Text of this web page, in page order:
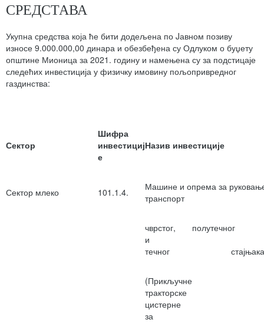
СРЕДСТАВА
Укупна средства која ће бити додељена по Jавном позиву
износе 9.000.000,00 динара и обезбеђена су Одлуком о буџету
општине Мионица за 2021. годину и намењена су за подстицаје
следећих инвестиција у физичку имовину пољопривредног
газдинства:
Сектор
Шифра
инвестициј
е
Назив инвестиције
Сектор млеко 101.1.4.
Машине и опрема за
транспорт
чврстог, полутечног
и
течног стајњака
(Прикључне
за